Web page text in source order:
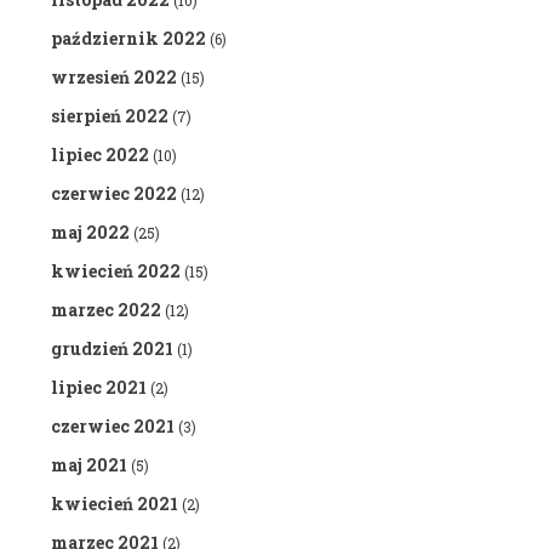
październik 2022 (6)
wrzesień 2022 (15)
sierpień 2022 (7)
lipiec 2022 (10)
czerwiec 2022 (12)
maj 2022 (25)
kwiecień 2022 (15)
marzec 2022 (12)
grudzień 2021 (1)
lipiec 2021 (2)
czerwiec 2021 (3)
maj 2021 (5)
kwiecień 2021 (2)
marzec 2021 (2)